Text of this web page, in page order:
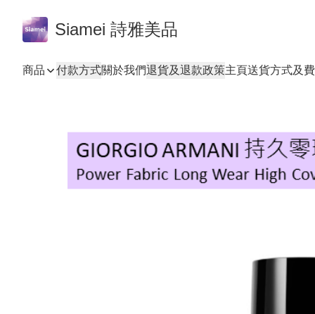
Siamei 詩雅美品
商品 付款方式關於我們退貨及退款政策主頁送貨方式及